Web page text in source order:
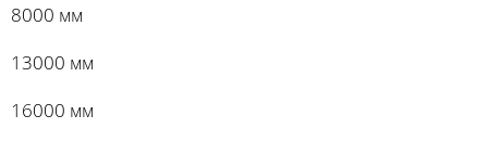
8000 мм
13000 мм
16000 мм